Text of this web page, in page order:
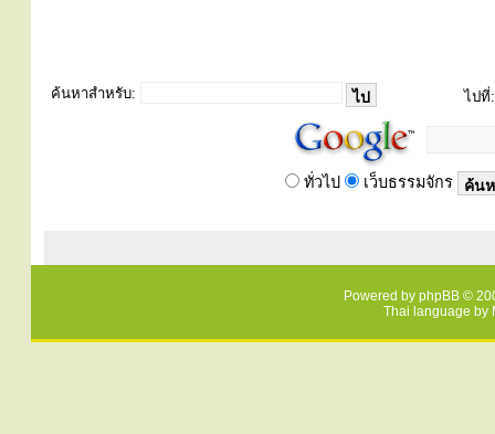
ค้นหาสำหรับ: ไปที่:
ทั่วไป เว็บธรรมจักร
Powered by phpBB ©
Thai language by